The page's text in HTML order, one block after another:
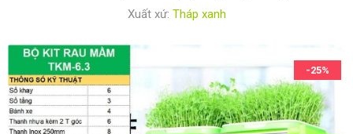
Xuất xứ: Tháp xanh
-25%